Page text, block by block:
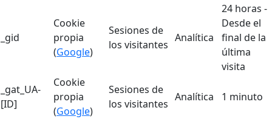
_gid
Cookie
propia
(Google)
Sesiones de
los visitantes
Analítica
24 horas -
Desde el
final de la
última
visita
_gat_UA-
[ID]
Cookie
propia
(Google)
Sesiones de
los visitantes
Analítica 1 minuto